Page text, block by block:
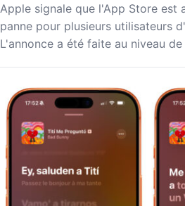
Apple signale que l'App Store est
panne pour plusieurs utilisateurs
L'annonce a été faite au niveau